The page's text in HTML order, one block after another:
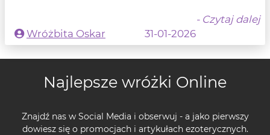
- Czytaj dalej
Wróżbita Oskar
31-01-2026
Najlepsze wróżki Online
Znajdź nas w Social Media i obserwuj - a jako pierwszy
dowiesz się o promocjach i artykułach ezoterycznych.